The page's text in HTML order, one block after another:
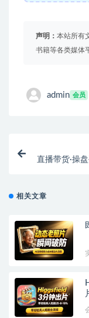
声明： 本站所有
书籍等各类媒体
admin 会员
直播带货·操
相关文章